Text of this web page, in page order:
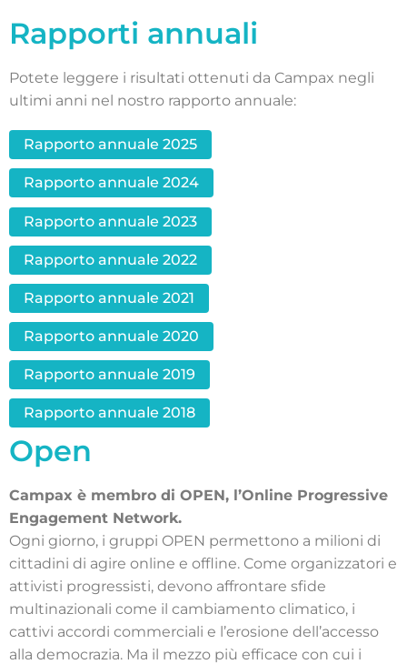
Rapporti annuali
Potete leggere i risultati ottenuti da Campax negli
ultimi anni nel nostro rapporto annuale:
Rapporto annuale 2025
Rapporto annuale 2024
Rapporto annuale 2023
Rapporto annuale 2022
Rapporto annuale 2021
Rapporto annuale 2020
Rapporto annuale 2019
Rapporto annuale 2018
Open
Campax è membro di OPEN, l’Online Progressive
Engagement Network.
Ogni giorno, i gruppi OPEN permettono a milioni di
cittadini di agire online e offline. Come organizzatori e
attivisti progressisti, devono affrontare sfide
multinazionali come il cambiamento climatico, i
cattivi accordi commerciali e l’erosione dell’accesso
alla democrazia. Ma il mezzo più efficace con cui i